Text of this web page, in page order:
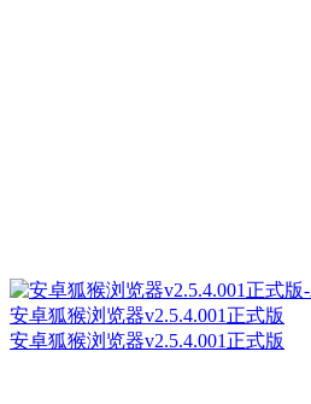
安卓狐猴浏览器v2.5.4.001正式版
安卓狐猴浏览器v2.5.4.001正式版